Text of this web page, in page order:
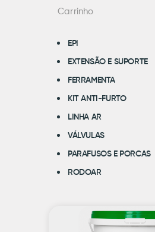
Carrinho
EPI
EXTENSÃO E SUPORTE
FERRAMENTA
KIT ANTI-FURTO
LINHA AR
VÁLVULAS
PARAFUSOS E PORCAS
RODOAR